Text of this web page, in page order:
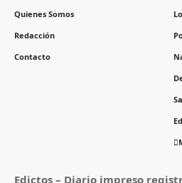
Quienes Somos
Redacción
Contacto
Edictos – Diario impreso